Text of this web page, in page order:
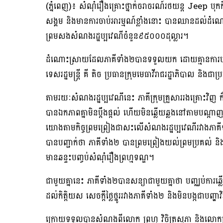
(ភ្នំពេញ)៖ សំណុំរឿងគ្រោះថ្នាក់ចរាចរណ៍រថយន្ត Jeep បុ
សង្គម និងមានការចាប់អារម្មណ៍ខ្លាំងនោះ បានឈានដល់
ព្រមសងសំណងរដ្ឋប្បវេណីចំនួន៩៥០០០ដុល្លារ។
ដំណោះស្រាយដែលភាគីទាំង២បានទទួលយក ដោយគ្មានការ
ទេសរដ្ឋមន្រ្តី គី តិច ប្រធានក្រុមមេធាវីរាជរដ្ឋាភិបាល និ
តាមរយៈសំណងរដ្ឋប្បវេណីនេះ ភាគីក្រុមគ្រួសាររងគ្រោះ
បានឯកភាពគ្នាមិនប្តឹងផ្តល់ ហើយមិនឆ្លើយឆ្លងនៅតាមបណ្
យោងតាមកិច្ចព្រមព្រៀងជាសះលើសំណងរដ្ឋប្បវេណីរវាងភ
បានបញ្ជាក់ថា ភាគីទាំង២ បានព្រមព្រៀងយល់ព្រមប្រគល់
មានឆន្ទះបញ្ចប់សំណុំរឿងព្រហ្មទណ្ឌ។
ជាមួយគ្នានេះ ភាគីទាំង២បានសន្យាជាមួយគ្នាថា បញ្ឈប់ក
ដល់កិត្តិយស សេចក្តីថ្លៃថ្នូររវាងភាគីទាំង២ និងមិនបង្កជ
ក្រោយទទួលបានសំណងពីលោក ព្រហ្ម វិចិត្រសុភា និងលោក